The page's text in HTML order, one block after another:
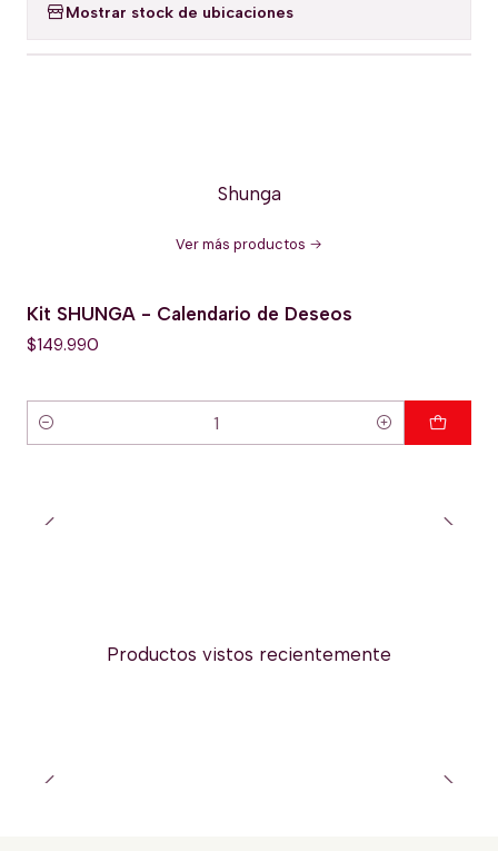
Mostrar stock de ubicaciones
Shunga
Ver más productos
Kit SHUNGA - Calendario de Deseos
$149.990
Cantidad
Productos vistos recientemente